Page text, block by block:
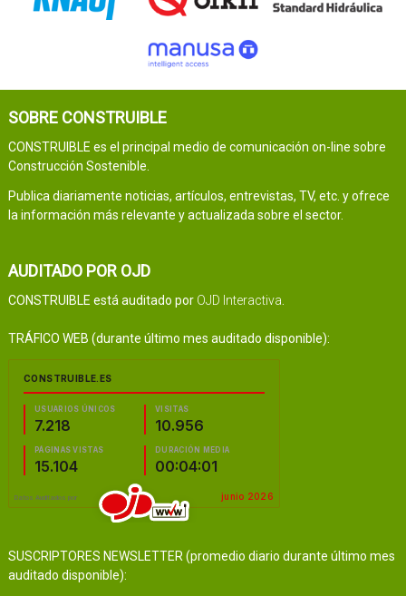
SOBRE CONSTRUIBLE
CONSTRUIBLE es el principal medio de comunicación on-line sobre
Construcción Sostenible.
Publica diariamente noticias, artículos, entrevistas, TV, etc. y ofrece
la información más relevante y actualizada sobre el sector.
AUDITADO POR OJD
CONSTRUIBLE está auditado por OJD Interactiva
TRÁFICO WEB (durante último mes auditado disponible):
SUSCRIPTORES NEWSLETTER (promedio diario durante último mes
auditado disponible):